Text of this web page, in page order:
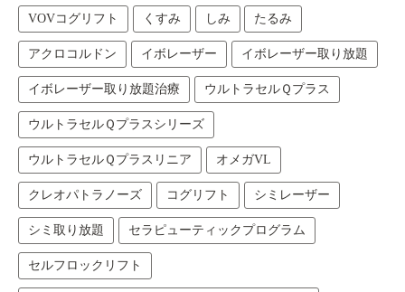
VOVコグリフト くすみ しみ たるみ
アクロコルドン イボレーザー イボレーザー取り放題
イボレーザー取り放題治療 ウルトラセルＱプラス
ウルトラセルＱプラスシリーズ
ウルトラセルＱプラスリニア オメガVL
クレオパトラノーズ コグリフト シミレーザー
シミ取り放題 セラピューティックプログラム
セルフロックリフト